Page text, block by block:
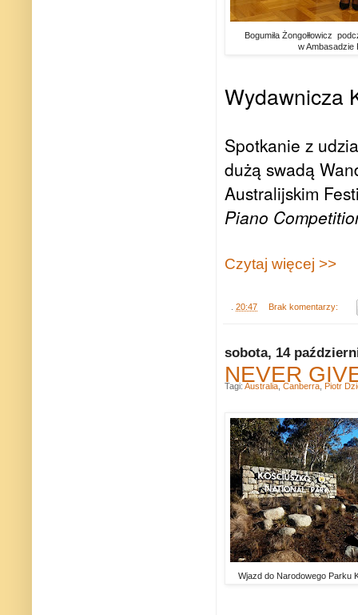
Bogumiła Żongołłowicz
w Ambasadzie
Wydawnicza
Spotkanie z
dużą swadą
Australijskim
Piano
Czytaj więcej >>
20:47 Brak komentarzy:
sobota, 14
NEVER
Wjazd do Narodowego Parku
Tagi: Australia Canberra Piotr